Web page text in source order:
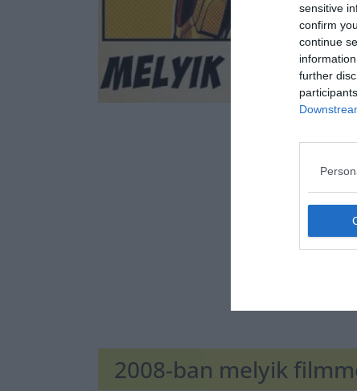
sensitive
confirm
continue
further
2008-ban melyik